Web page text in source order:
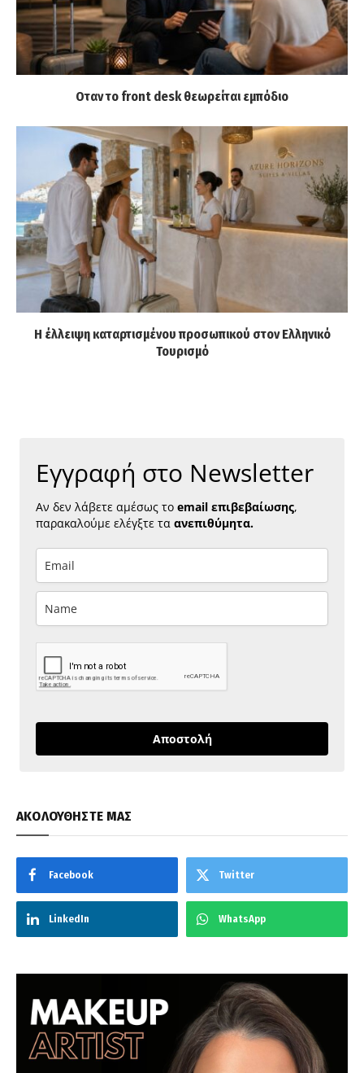
Οταν το front desk θεωρείται εμπόδιο
Η έλλειψη καταρτισμένου προσωπικού στον Ελληνικό
Τουρισμό
Εγγραφή στο Newsletter
Αν δεν λάβετε αμέσως το email επιβεβαίωσης,
παρακαλούμε ελέγξτε τα ανεπιθύμητα.
Αποστολή
ΑΚΟΛΟΥΘΗΣΤΕ ΜΑΣ
Facebook Twitter
LinkedIn WhatsApp